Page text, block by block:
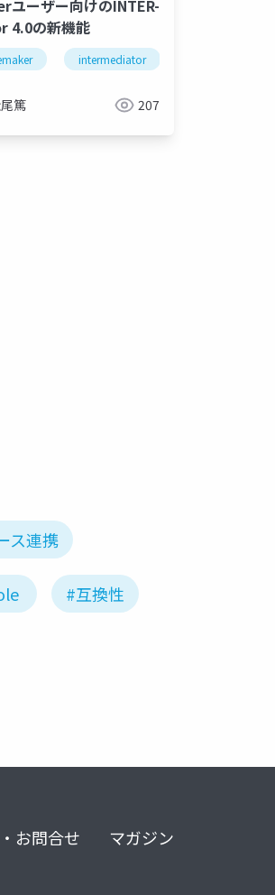
ユーザー向けのINTER-
4.0の新機能
intermediator
篤 207
ス連携
#互換性
お問合せ マガジン